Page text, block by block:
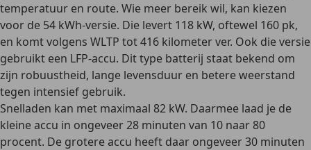
temperatuur en route. Wie meer bereik wil, kan kiezen
voor de 54 kWh-versie. Die levert 118 kW, oftewel 160 pk,
en komt volgens WLTP tot 416 kilometer ver. Ook die versie
gebruikt een LFP-accu. Dit type batterij staat bekend om
zijn robuustheid, lange levensduur en betere weerstand
tegen intensief gebruik.
Snelladen kan met maximaal 82 kW. Daarmee laad je de
kleine accu in ongeveer 28 minuten van 10 naar 80
procent. De grotere accu heeft daar ongeveer 30 minuten